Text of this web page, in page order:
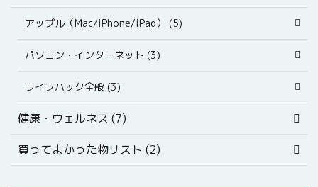
アップル（Mac/iPhone/iPad） (5)
パソコン・インターネット (3)
ライフハック全般 (3)
健康・ウェルネス (7)
買ってよかった物リスト (2)